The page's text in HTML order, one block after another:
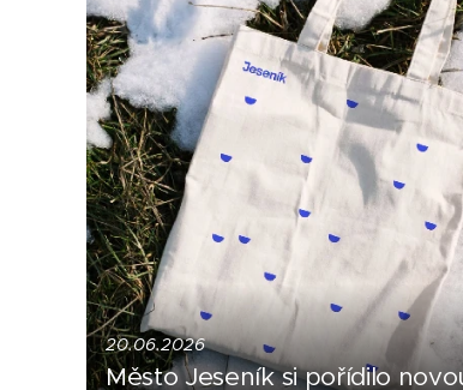
20.06.2026
Město Jeseník si pořídilo